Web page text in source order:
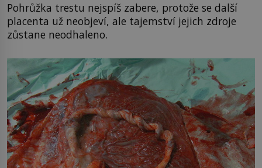
Pohrůžka trestu nejspíš zabere, protože se další
placenta už neobjeví, ale tajemství jejich zdroje
zůstane neodhaleno.